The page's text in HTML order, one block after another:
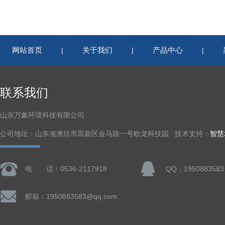
网站首页 | 关于我们 | 产品中心 |
联系我们
山东万象环境科技有限公司
公司地址：山东省潍坊市高新区金马路一号欧龙科技园 技术支持： 智
电 话：0536-2117918 QQ：1950883583
邮箱：1950883583@qq.com